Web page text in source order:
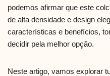
podemos afirmar que este
de alta densidade e design
características e benefícios,
decidir pela melhor opção.
Neste artigo, vamos explorar